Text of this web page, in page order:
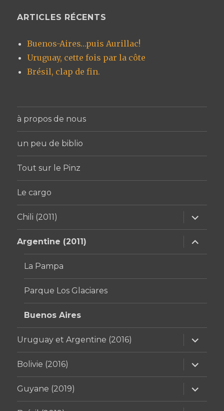
ARTICLES RÉCENTS
Buenos-Aires…puis Aurillac!
Uruguay, cette fois par la côte
Brésil, clap de fin.
à propos de nous
un peu de biblio
Tout sur le Pinz
Le cargo
Chili (2011)
ouvrir
le
sous-
menu
Argentine (2011)
ouvrir
le
sous-
La Pampa
Parque Los Glaciares
Buenos Aires
Uruguay et Argentine (2016)
ouvrir
le
sous-
menu
Bolivie (2016)
ouvrir
le
sous-
menu
Guyane (2019)
ouvrir
le
sous-